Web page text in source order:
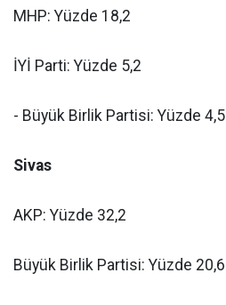
MHP: Yüzde 18,2
İYİ Parti: Yüzde 5,2
- Büyük Birlik Partisi: Yüzde 4,5
Sivas
AKP: Yüzde 32,2
Büyük Birlik Partisi: Yüzde 20,6